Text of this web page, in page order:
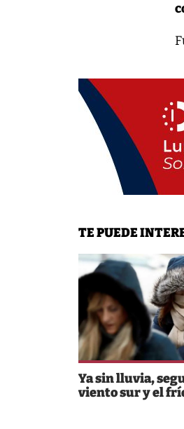
TE PUEDE
Ya sin lluvia,
viento sur y el